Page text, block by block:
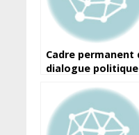
Cadre permanent
dialogue politique
ouverte au
Président de la
République de